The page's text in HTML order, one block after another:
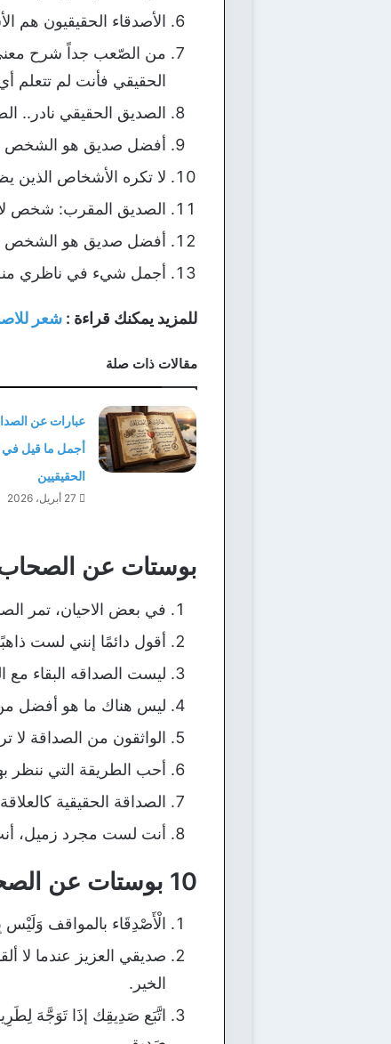
الأصدقاء الحقيقيون هم
من الصّعب جداً شرح معنى
الحقيقي فأنت لم تتعلم
الصديق الحقيقي نادر..
أفضل صديق هو الشخص
لا تكره الأشخاص الذين
الصديق المقرب: شخص لا
أفضل صديق هو الشخص
أجمل شيء في ناظري
للمزيد يمكنك قراءة : شعر
مقالات ذات صلة
عبارات عن
أجمل ما قيل في
الحقيقيين
27 أبريل، 2026
بوستات عن
في بعض الاحيان، تمر
أقول دائمًا إنني لست
ليست الصداقه البقاء
ليس هناك ما هو أفضل
الواثقون من الصداقة لا
أحب الطريقة التي ننظر
الصداقة الحقيقية
أنت لست مجرد زميل،
10 بوستات عن الصحاب 2021:
الْأَصْدِقَاء بالمواقف
صديقي العزيز عندما لا
الخير.
اتَّبَع صَدِيقِك إذَا تَوَجَّهَ